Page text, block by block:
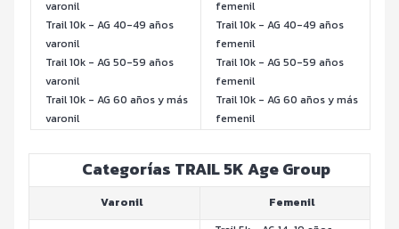
varonil
Trail 10k - AG 40-49 años
varonil
Trail 10k - AG 50-59 años
varonil
Trail 10k - AG 60 años y más
varonil
femenil
Trail 10k - AG 40-49 años
femenil
Trail 10k - AG 50-59 años
femenil
Trail 10k - AG 60 años y más
femenil
Categorías TRAIL 5K Age Group
Varonil
Femenil